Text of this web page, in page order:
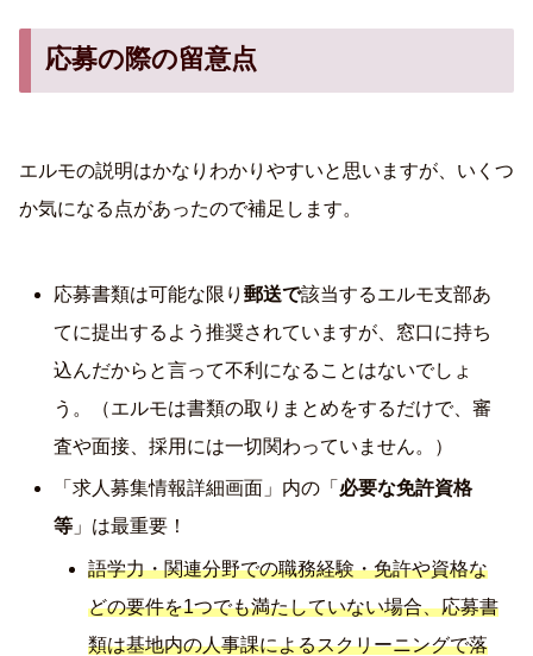
応募の際の留意点
エルモの説明はかなりわかりやすいと思いますが、いくつ
か気になる点があったので補足します。
応募書類は可能な限り郵送で該当するエルモ支部あ
てに提出するよう推奨されていますが、窓口に持ち
込んだからと言って不利になることはないでしょ
う。（エルモは書類の取りまとめをするだけで、審
査や面接、採用には一切関わっていません。）
「求人募集情報詳細画面」内の「 必要な免許資格
等 」は最重要！
語学力・関連分野での職務経験・免許や資格な
どの要件を1つでも満たしていない場合、応募書
類は基地内の人事課によるスクリーニングで落